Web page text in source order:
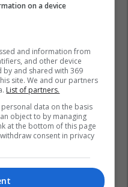
on a device
and information from
and other device
by and shared with 369
site. We and our partners
List of partners.
data on the basis
object to by managing
at the bottom of this page
consent in privacy